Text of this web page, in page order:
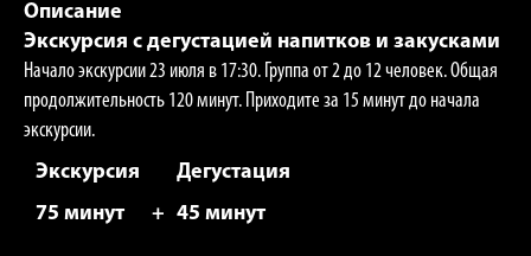
Описание
Экскурсия с дегустацией напитков и закусками
Начало экскурсии 23 июля в 17:30. Группа от 2 до 12 человек. Общая
продолжительность 120 минут. Приходите за 15 минут до начала
экскурсии.
Экскурсия
Дегустация
75 минут
+ 45 минут